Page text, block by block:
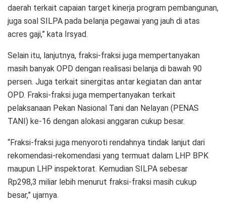
daerah terkait capaian target kinerja program pembangunan,
juga soal SILPA pada belanja pegawai yang jauh di atas
acres gaji,” kata Irsyad.
Selain itu, lanjutnya, fraksi-fraksi juga mempertanyakan
masih banyak OPD dengan realisasi belanja di bawah 90
persen. Juga terkait sinergitas antar kegiatan dan antar
OPD. Fraksi-fraksi juga mempertanyakan terkait
pelaksanaan Pekan Nasional Tani dan Nelayan (PENAS
TANI) ke-16 dengan alokasi anggaran cukup besar.
“Fraksi-fraksi juga menyoroti rendahnya tindak lanjut dari
rekomendasi-rekomendasi yang termuat dalam LHP BPK
maupun LHP inspektorat. Kemudian SILPA sebesar
Rp298,3 miliar lebih menurut fraksi-fraksi masih cukup
besar,” ujarnya.